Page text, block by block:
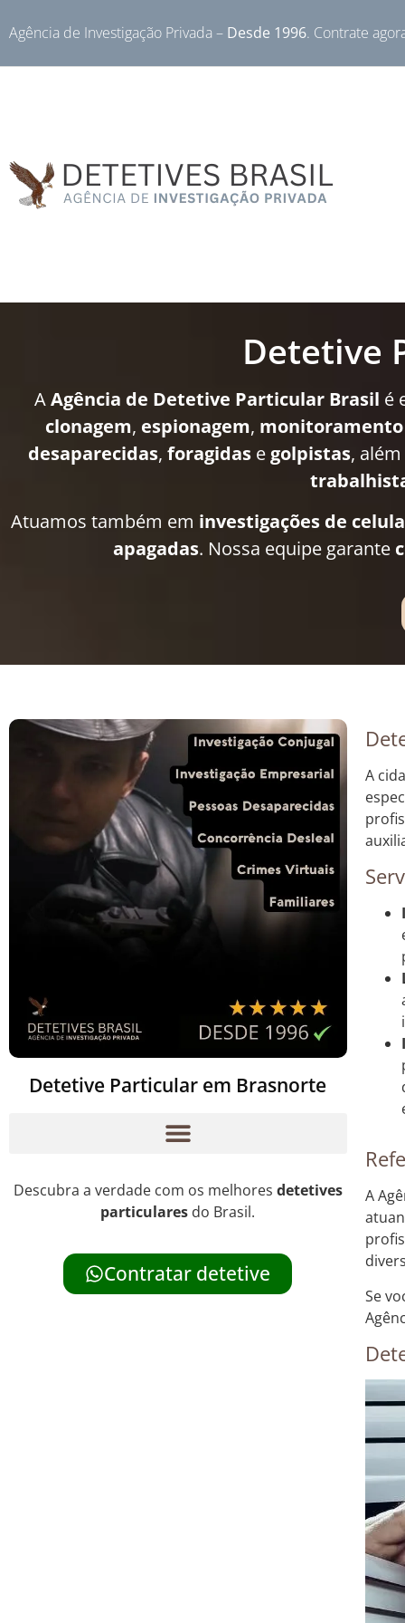
Agência de Investigação Privada – Desde 1996. Contrate
Detetive
AAgência de Detetive Particular Brasil é
clonagem, espionagem, monitoramento
desaparecidas, foragidas e golpistas,
Atuamos também em investigações de
apagadas. Nossa equipe garante
Detetive Particular em Brasnorte
Descubra a verdade com os melhores detetives
particulares do Brasil.
Contratar detetive
A
A
Se